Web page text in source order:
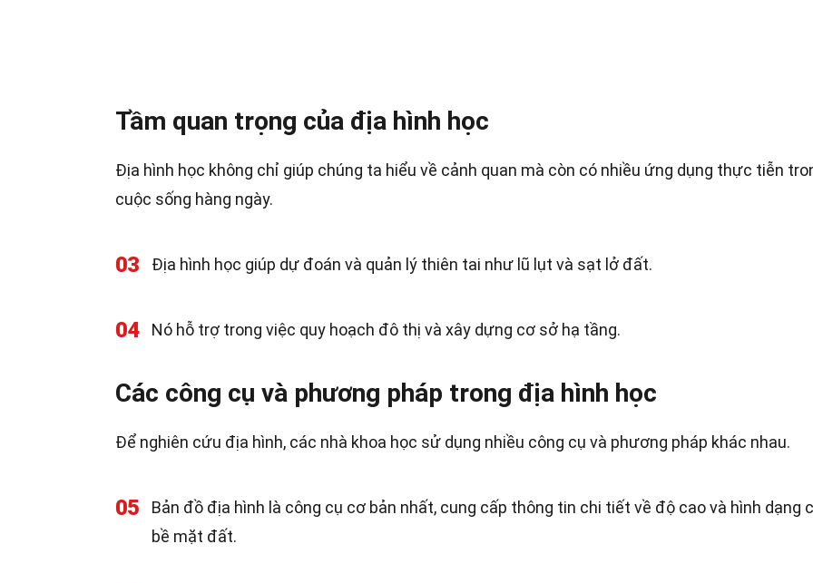
Tầm quan trọng của địa hình học
Địa hình học không chỉ giúp chúng ta hiểu về cảnh quan mà còn có nhiều ứng dụng thực tiễn
cuộc sống hàng ngày.
03 Địa hình học giúp dự đoán và quản lý thiên tai như lũ lụt và sạt lở đất.
04 Nó hỗ trợ trong việc quy hoạch đô thị và xây dựng cơ sở hạ tầng.
Các công cụ và phương pháp trong địa hình học
Để nghiên cứu địa hình, các nhà khoa học sử dụng nhiều công cụ và phương pháp khác nhau.
05
Bản đồ địa hình là công cụ cơ bản nhất, cung cấp thông tin chi tiết về độ cao và hình dạng
bề mặt đất.